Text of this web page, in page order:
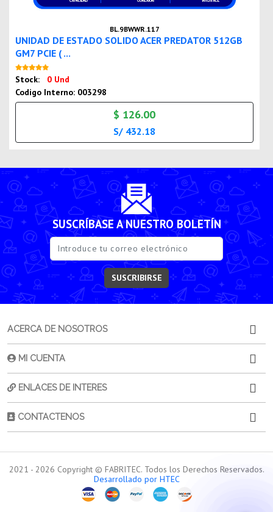
BL.9BWWR.117
UNIDAD DE ESTADO SOLIDO ACER PREDATOR 512GB
GM7 PCIE ( ...
Stock:
0 Und
Codigo Interno: 003298
$ 126.00
S/ 432.18
SUSCRÍBASE A NUESTRO BOLETÍN
SUSCRIBIRSE
ACERCA DE NOSOTROS
MI CUENTA
ENLACES DE INTERES
CONTACTENOS
2021 - 2026 Copyright © FABRITEC. Todos los Derechos Reservados.
Desarrollado por HTEC